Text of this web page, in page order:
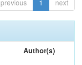
previous 1 next
Author(s)